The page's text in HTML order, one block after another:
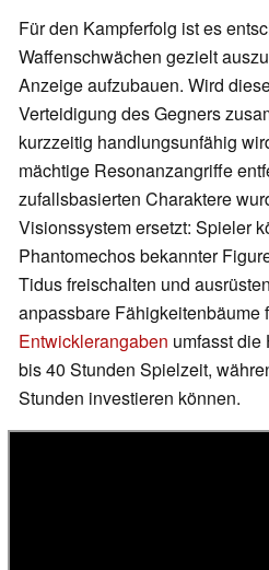
Für den Kampferfolg ist es
Waffenschwächen gezielt
Anzeige aufzubauen. Wird
Verteidigung des Gegners
kurzzeitig handlungsunfähig
mächtige Resonanzangriffe
zufallsbasierten Charaktere
Visionssystem ersetzt: Spieler
Phantomechos bekannter
Tidus freischalten und
anpassbare Fähigkeitenbäume
Entwicklerangaben umfasst die
bis 40 Stunden Spielzeit,
Stunden investieren können.